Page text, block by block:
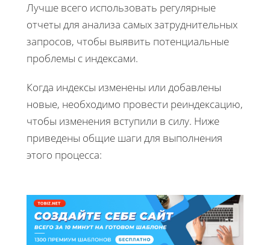
Лучше всего использовать регулярные
отчеты для анализа самых затруднительных
запросов, чтобы выявить потенциальные
проблемы с индексами.
Когда индексы изменены или добавлены
новые, необходимо провести реиндексацию,
чтобы изменения вступили в силу. Ниже
приведены общие шаги для выполнения
этого процесса: